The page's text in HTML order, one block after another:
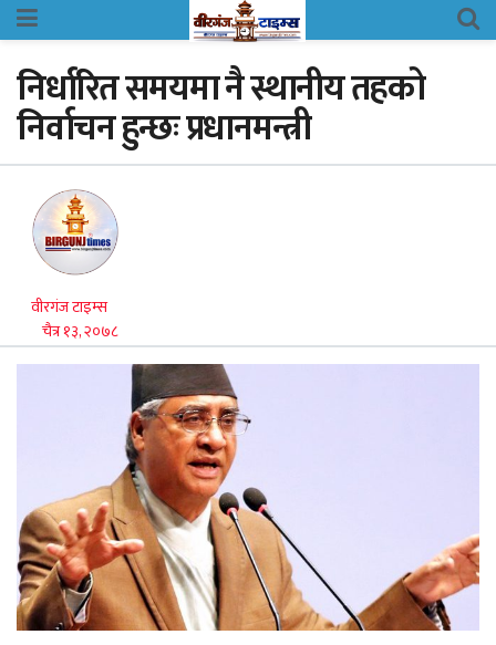
निर्धारित समयमा नै स्थानीय तहको
निर्वाचन हुन्छः प्रधानमन्त्री
वीरगंज टाइम्स
चैत्र १३, २०७८